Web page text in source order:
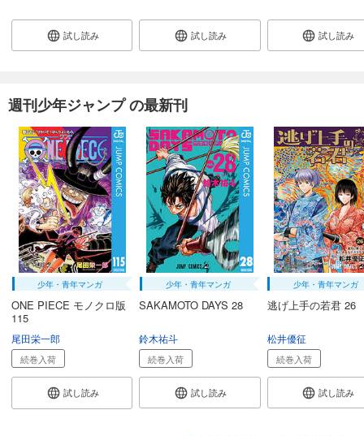
あらすじを表示する
試し読み
あらすじを表示する
BLEACH カラー版 41
653円 (税込)
完結
カート
試し読み
あらすじを表示する
BLEACH カラー版 42
試し読み
試し読み 試し読み 試し読み
週刊少年ジャンプ の最新刊
少年・青年マンガ
ONE PIECE モノクロ版
115
尾田栄一郎
続巻入荷
試し読み
少年・青年マンガ
SAKAMOTO DAYS 28
鈴木祐斗
続巻入荷
試し読み
少年・青年マンガ
逃げ上手の若君 26
松井優征
続巻入荷
試し読み